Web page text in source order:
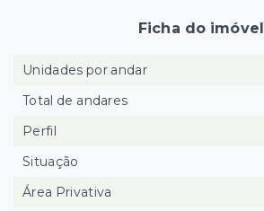
Ficha do imóvel
Unidades por andar
Total de andares
Perfil
Situação
Área Privativa